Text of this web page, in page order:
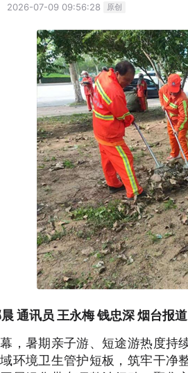
2026-07-09 09:56:28 原创
通讯员 王永梅 钱忠深 烟台报道
，暑期亲子游、短途游热度持
环境卫生管护短板，筑牢干